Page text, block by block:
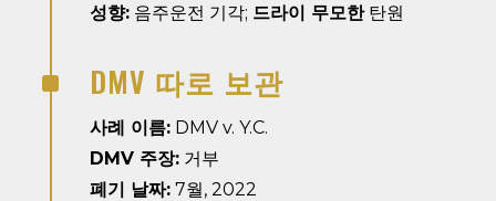
성향:음주운전 기각; 드라이 무모한탄원
^ DMV 따로 보관
사례 이름:DMV v. Y.C.
DMV 주장:거부
폐기 날짜:7월, 2022